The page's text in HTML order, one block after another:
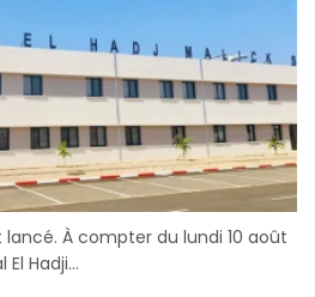
À compter du lundi 10 août
Hadji...